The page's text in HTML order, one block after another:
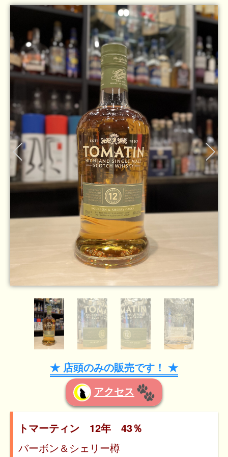
★ 店頭のみの販売です！ ★
アクセス
トマーティン 12年 43％
バーボン＆シェリー樽